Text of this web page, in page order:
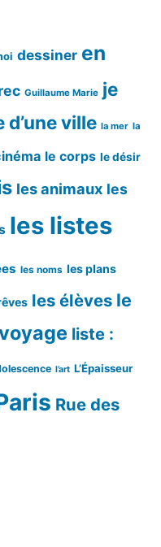
dessiner en
Guillaume Marie je
d’une ville la mer la
le corps le désir
les animaux les
les listes
les noms les plans
les élèves le
liste :
l’art L’Épaisseur
Rue des